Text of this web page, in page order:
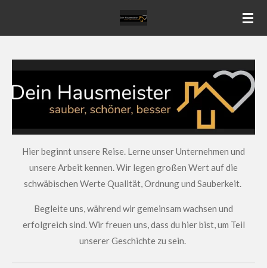
Hier beginnt unsere Reise. Lerne unser Unternehmen und
unsere Arbeit kennen. Wir legen großen Wert auf die
schwäbischen Werte Qualität, Ordnung und Sauberkeit.
Begleite uns, während wir gemeinsam wachsen und
erfolgreich sind. Wir freuen uns, dass du hier bist, um Teil
unserer Geschichte zu sein.